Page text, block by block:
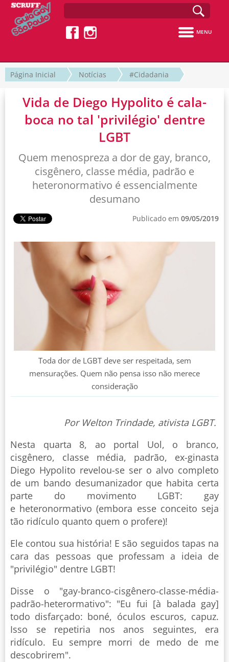
MENU
Página Inicial Notícias #Cidadania
Vida de Diego Hypolito é cala-
boca no tal 'privilégio' dentre
LGBT
Quem menospreza a dor de gay, branco,
cisgênero, classe média, padrão e
heteronormativo é essencialmente
desumano
Publicado em 09/05/2019
Toda dor de LGBT deve ser respeitada, sem
mensurações. Quem não pensa isso não merece
consideração
Por Welton Trindade, ativista LGBT.
Nesta quarta 8, ao portal Uol, o branco,
cisgênero, classe média, padrão, ex-ginasta
Diego Hypolito revelou-se ser o alvo completo
de um bando desumanizador que habita certa
parte do movimento LGBT: gay
e heteronormativo (embora esse conceito seja
tão ridículo quanto quem o profere)!
Ele contou sua história! E são seguidos tapas na
cara das pessoas que professam a ideia de
"privilégio" dentre LGBT!
Disse o "gay-branco-cisgênero-classe-média-
padrão-heterormativo": "Eu fui [à balada gay]
todo disfarçado: boné, óculos escuros, capuz.
Isso se repetiria nos anos seguintes, era
ridículo. Eu sempre morri de medo de me
descobrirem".